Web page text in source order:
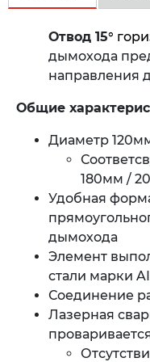
Отвод 15°
дымохода
направления
Общие
Диаметр
180мм /
Удобная
дымохода
Элемент
стали марки
Соединение
Лазерная